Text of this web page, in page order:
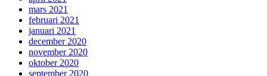
mars 2021
februari 2021
januari 2021
december 2020
november 2020
oktober 2020
september 2020